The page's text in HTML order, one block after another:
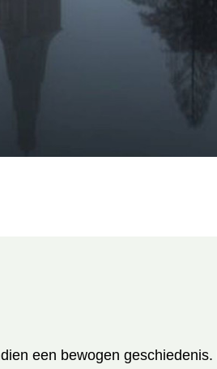
een bewogen